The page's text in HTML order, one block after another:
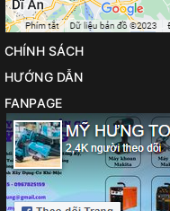
Các linh kiện điện tử
và bộ pin mang lại độ bền
CHÍNH SÁCH
HƯỚNG DẪN
FANPAGE